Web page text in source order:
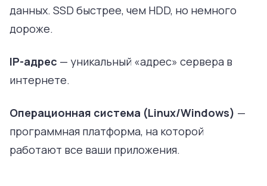
данных. SSD быстрее, чем HDD, но немного
дороже.
IP-адрес — уникальный «адрес» сервера в
интернете.
Операционная система (Linux/Windows) —
программная платформа, на которой
работают все ваши приложения.